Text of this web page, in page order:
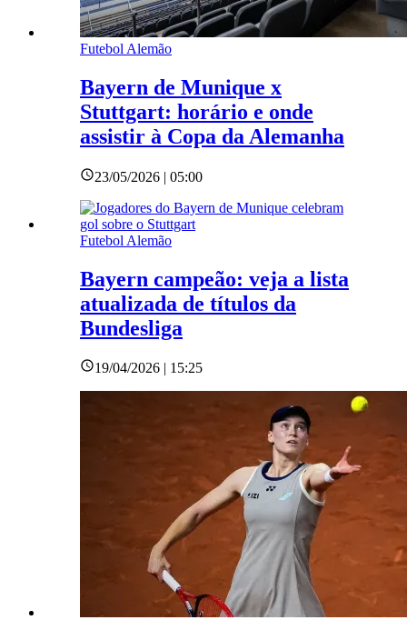
Futebol Alemão
Bayern de Munique x
Stuttgart: horário e onde
assistir à Copa da Alemanha
23/05/2026 | 05:00
Futebol Alemão
Bayern campeão: veja a lista
atualizada de títulos da
Bundesliga
19/04/2026 | 15:25